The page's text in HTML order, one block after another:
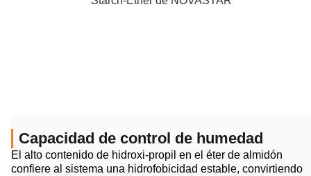
Capacidad de control de humedad
El alto contenido de hidroxi-propil en el éter de almidón
confiere al sistema una hidrofobicidad estable, convirtiendo